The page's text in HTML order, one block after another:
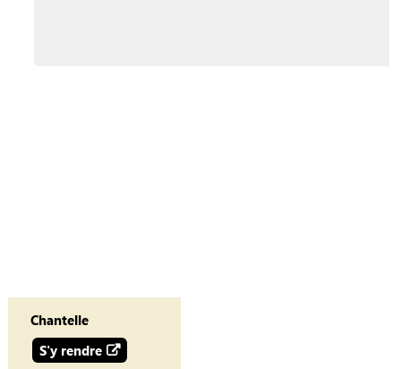
Chantelle
S'y rendre